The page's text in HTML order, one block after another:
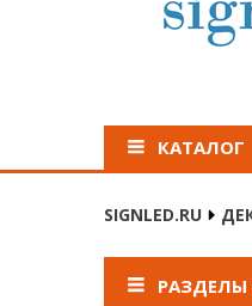
КАТАЛОГ
SIGNLED.RU
РАЗДЕЛЫ